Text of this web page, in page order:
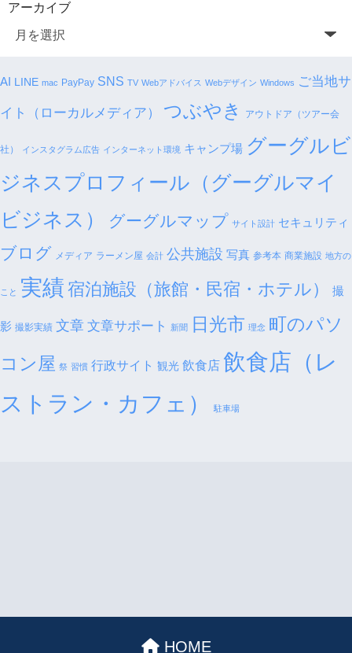
アーカイブ
AI LINE mac PayPay SNS TV Webアドバイス Webデザイン Windows ご当地サ
イト（ローカルメディア） つぶやき アウトドア（ツアー会
社） インスタグラム広告 インターネット環境 キャンプ場 グーグルビ
ジネスプロフィール（グーグルマイ
ビジネス）
グーグルマップ サイト設計 セキュリティ
ブログ メディア ラーメン屋 会計 公共施設 写真 参考本 商業施設 地方の
こと 実績 宿泊施設（旅館・民宿・ホテル） 撮
影 撮影実績 文章 文章サポート 新聞 日光市 理念 町のパソ
コン屋 祭 習慣 行政サイト 観光 飲食店 飲食店（レ
ストラン・カフェ）
駐車場
HOME